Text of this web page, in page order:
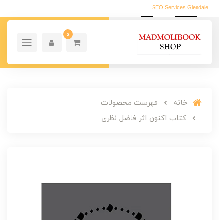
SEO Services Glendale
0
خانه
فهرست محصولات
کتاب اکنون اثر فاضل نظری